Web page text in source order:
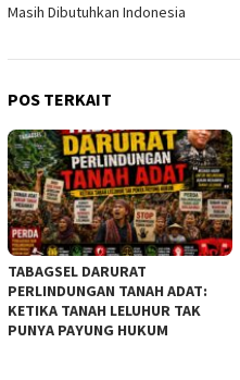
Masih Dibutuhkan Indonesia
POS TERKAIT
TABAGSEL DARURAT
PERLINDUNGAN TANAH ADAT:
KETIKA TANAH LELUHUR TAK
PUNYA PAYUNG HUKUM